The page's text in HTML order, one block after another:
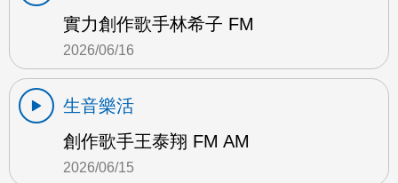
實力創作歌手林希子 FM
2026/06/16
生音樂活
創作歌手王泰翔 FM AM
2026/06/15